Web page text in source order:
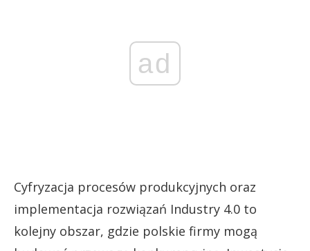
ad
Cyfryzacja procesów produkcyjnych oraz
implementacja rozwiązań Industry 4.0 to
kolejny obszar, gdzie polskie firmy mogą